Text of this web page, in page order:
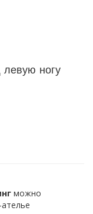
левую ногу
можно